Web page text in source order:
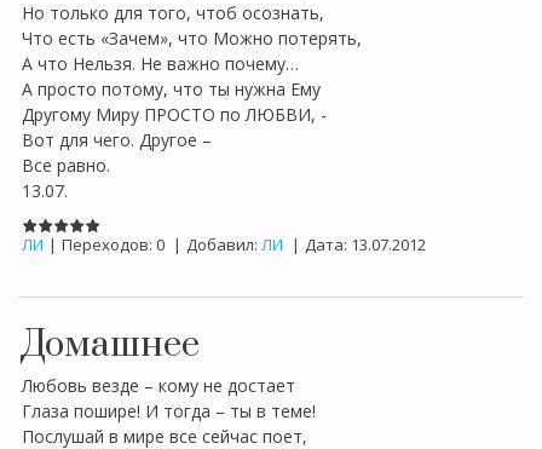
Но только для того, чтоб осознать,
Что есть «Зачем», что Можно потерять,
А что Нельзя. Не важно почему…
А просто потому, что ты нужна Ему
Другому Миру ПРОСТО по ЛЮБВИ, -
Вот для чего. Другое –
Все равно.
13.07.
ЛИ | Переходов: 0 | Добавил: ЛИ | Дата: 13.07.2012
Домашнее
Любовь везде – кому не достает
Глаза пошире! И тогда – ты в теме!
Послушай в мире все сейчас поет,